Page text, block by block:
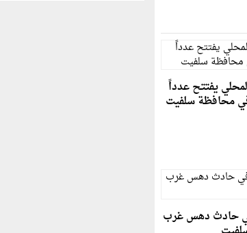
يفتتح عدداً
محافظة سلفيت
حادث دهس غرب